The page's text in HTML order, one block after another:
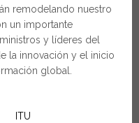
remodelando nuestro
un importante
y líderes del
la innovación y el inicio
global.
ITU